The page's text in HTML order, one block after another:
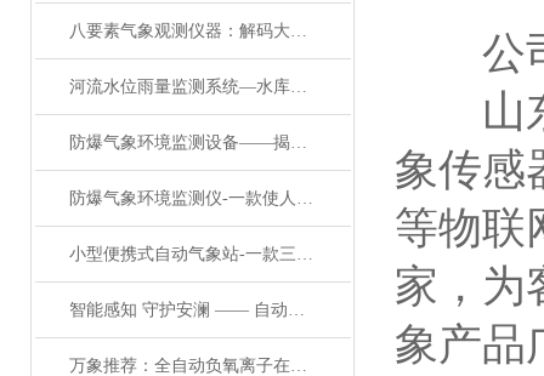
八要素气象观测仪器：解码大气变化的精准利器
河流水位雨量监测系统—水库雨水监测系统：构建流域生态保护的数据支撑体系
防爆气象环境监测设备——揭秘园区防爆气象站：守护工业安全的气象密码
防爆气象环境监测仪-一款使人安心的一体化气象站#2022已更新
小型便携式自动气象站-一款三下五除二的小型一体化气象站#2023已更新
智能感知 守护安澜 —— 自动光学雨量水位监测站的科技赋能
万象推荐：全自动负氧离子在线监测系统——大气负氧离子监测站#行业标准
公
山东
象传感
等物联
家，为
象产品